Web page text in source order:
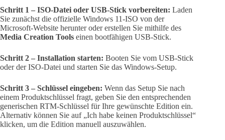
Schritt 1 – ISO-Datei oder USB-Stick vorbereiten: Laden
Sie zunächst die offizielle Windows 11-ISO von der
Microsoft-Website herunter oder erstellen Sie mithilfe des
Media Creation Tools einen bootfähigen USB-Stick.
Schritt 2 – Installation starten: Booten Sie vom USB-Stick
oder der ISO-Datei und starten Sie das Windows-Setup.
Schritt 3 – Schlüssel eingeben: Wenn das Setup Sie nach
einem Produktschlüssel fragt, geben Sie den entsprechenden
generischen RTM-Schlüssel für Ihre gewünschte Edition ein.
Alternativ können Sie auf „Ich habe keinen Produktschlüssel“
klicken, um die Edition manuell auszuwählen.